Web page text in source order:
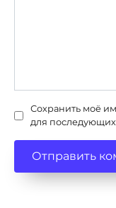
Сохранить моё
для